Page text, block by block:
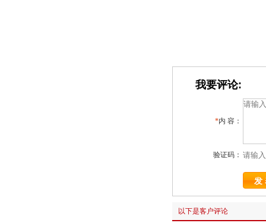
我要评论:
*内 容：
验证码：
以下是客户评论